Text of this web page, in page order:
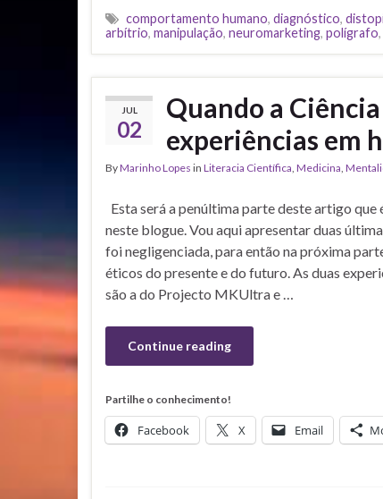
comportamento humano, diagnóstico,
arbítrio, manipulação, neuromarketing, polígrafo,
JUL
02
Quando a
experiências em
ByMarinho Lopes in Literacia Científica, Medicina,
Esta será a penúltima parte deste artigo que
neste blogue. Vou aqui apresentar duas
foi negligenciada, para então na próxima
éticos do presente e do futuro. As duas
são a do Projecto MKUltra e …
Continue reading
Partilhe o conhecimento!
Facebook X Email